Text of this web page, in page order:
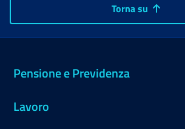
Torna su
Pensione e Previdenza
Lavoro